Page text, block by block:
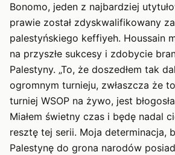
Bonomo, jeden z najbardziej
prawie został zdyskwalifikowany
palestyńskiego keffiyeh. Houssain
na przyszłe sukcesy i zdobycie
Palestyny. „To, że doszedłem tak
ogromnym turnieju, zwłaszcza że
turniej WSOP na żywo, jest
Miałem świetny czas i będę nadal
resztę tej serii. Moja determinacja,
Palestynę do grona narodów